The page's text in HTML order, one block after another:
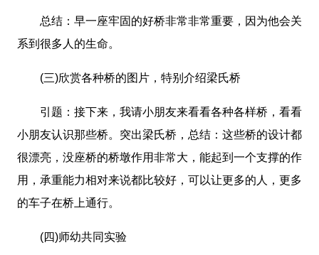
总结：早一座牢固的好桥非常非常重要，因为他会关
系到很多人的生命。
(三)欣赏各种桥的图片，特别介绍梁氏桥
引题：接下来，我请小朋友来看看各种各样桥，看看
小朋友认识那些桥。突出梁氏桥，总结：这些桥的设计都
很漂亮，没座桥的桥墩作用非常大，能起到一个支撑的作
用，承重能力相对来说都比较好，可以让更多的人，更多
的车子在桥上通行。
(四)师幼共同实验